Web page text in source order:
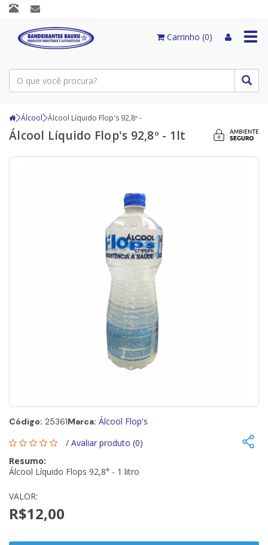
Carrinho (0)
Álcool Álcool Líquido Flop's 92,8º -
Álcool Líquido Flop's 92,8º - 1lt
Código: 25361Marca: Álcool Flop's
/ Avaliar produto (0)
Resumo:
Álcool Líquido Flops 92,8° - 1 litro
VALOR:
R$12,00